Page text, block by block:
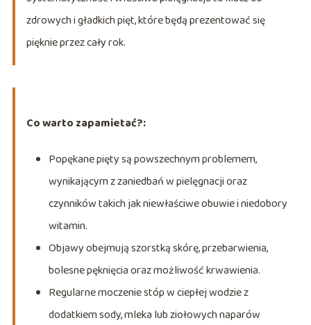
zdrowych i gładkich pięt, które będą prezentować się
pięknie przez cały rok.
Co warto zapamietać?:
Popękane pięty są powszechnym problemem,
wynikającym z zaniedbań w pielęgnacji oraz
czynników takich jak niewłaściwe obuwie i niedobory
witamin.
Objawy obejmują szorstką skórę, przebarwienia,
bolesne pęknięcia oraz możliwość krwawienia.
Regularne moczenie stóp w ciepłej wodzie z
dodatkiem sody, mleka lub ziołowych naparów